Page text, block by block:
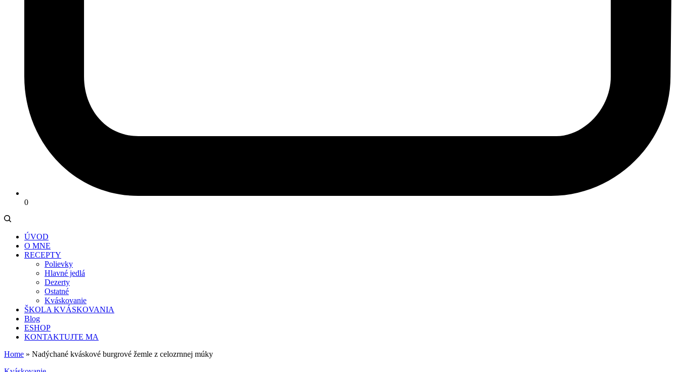
0
ÚVOD
O MNE
RECEPTY
Polievky
Hlavné jedlá
Dezerty
Ostatné
Kváskovanie
ŠKOLA KVÁSKOVANIA
Blog
ESHOP
KONTAKTUJTE MA
Home » Nadýchané kváskové burgrové žemle z celozrnnej múky